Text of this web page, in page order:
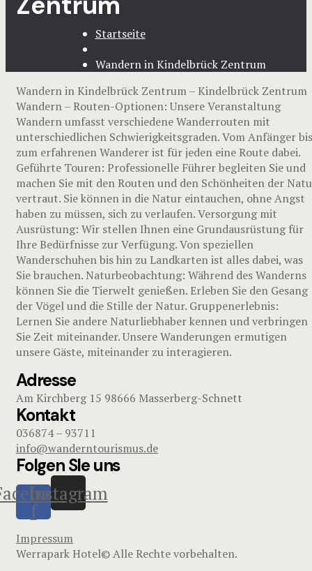
Startseite
Wandern in Kindelbrück Zentrum
Wandern in Kindelbrück Zentrum – Kindelbrück Zentrum
Wandern – Routen-Optionen: Unsere Veranstaltung
Wandern umfasst verschiedene Wanderrouten mit
unterschiedlichen Schwierigkeitsgraden. Vom Anfänger bis
zum erfahrenen Wanderer ist für jeden eine Route dabei.
Geführte Touren: Professionelle Führer begleiten Sie und
machen Sie mit den Routen und den Schönheiten der
vertraut. Sie können in die Natur eintauchen, ohne Angst
haben zu müssen, sich zu verlaufen. Versorgung mit
Ausrüstung: Wir stellen Ihnen eine Grundausrüstung für
Ihre Bedürfnisse zur Verfügung. Von speziellen
Wanderschuhen bis hin zu Landkarten ist alles dabei, was
Sie brauchen. Naturbeobachtung: Während des Wanderns
können Sie die Tierwelt genießen. Erleben Sie den Gesang
der Vögel und die Stille der Natur. Gruppenerlebnis:
Lernen Sie andere Naturliebhaber kennen und verbringen
Sie Zeit miteinander. Unsere Wanderungen ermutigen
unsere Gäste, miteinander zu interagieren.
Adresse
Am Kirchberg 15 98666 Masserberg-Schnett
Kontakt
036874 – 93711
info@wanderntourismus.de
Folgen SIe uns
f
Instagram
Impressum
Werrapark Hotel© Alle Rechte vorbehalten.